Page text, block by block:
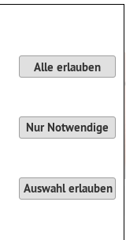
Alle erlauben
Nur Notwendige
Auswahl erlauben